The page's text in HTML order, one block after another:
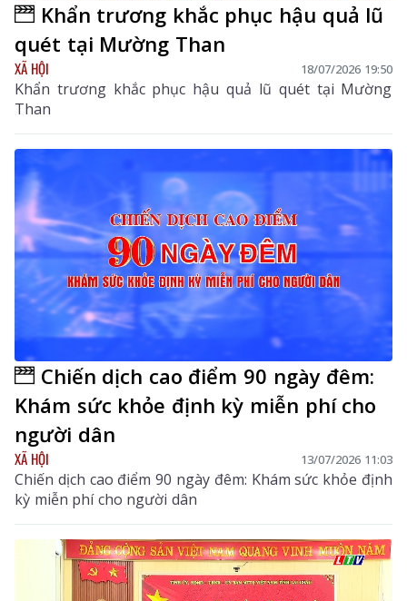
Khẩn trương khắc phục hậu quả lũ
quét tại Mường Than
XÃ HỘI 18/07/2026 19:50
Khẩn trương khắc phục hậu quả lũ quét tại Mường
Than
Chiến dịch cao điểm 90 ngày đêm:
Khám sức khỏe định kỳ miễn phí cho
người dân
XÃ HỘI 13/07/2026 11:03
Chiến dịch cao điểm 90 ngày đêm: Khám sức khỏe định
kỳ miễn phí cho người dân